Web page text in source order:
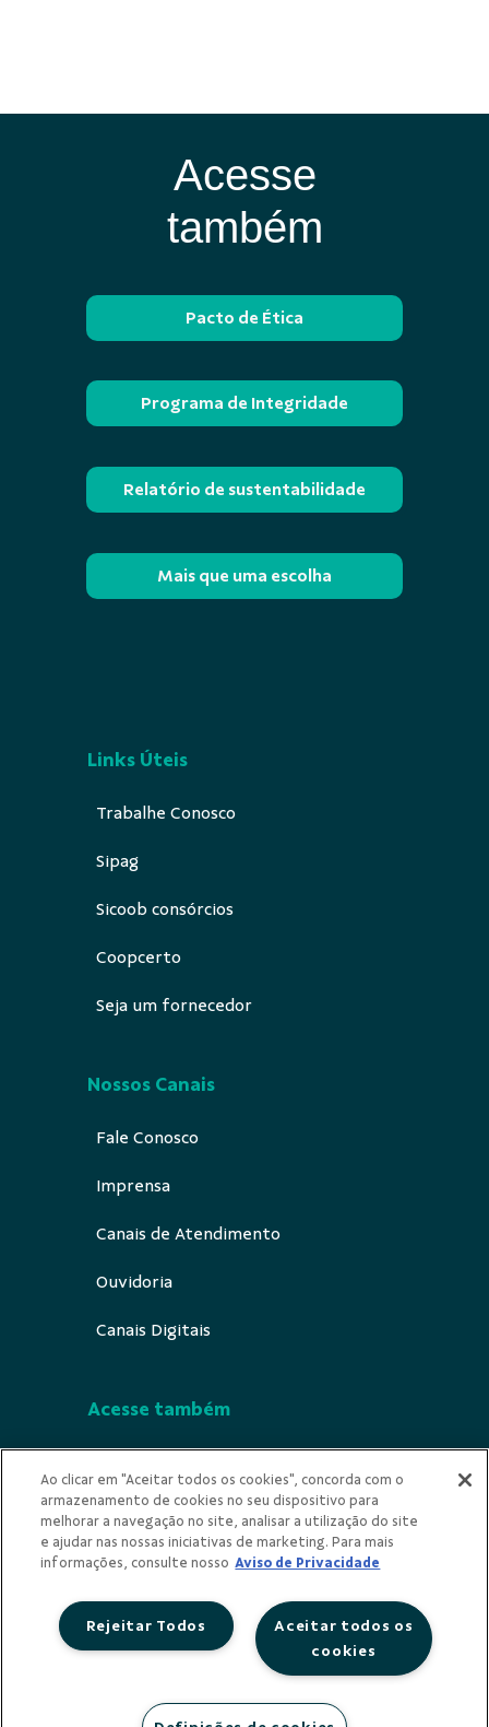
Acesse
também
Pacto de Ética
Programa de Integridade
Relatório de sustentabilidade
Mais que uma escolha
Links Úteis
Trabalhe Conosco
Sipag
Sicoob consórcios
Coopcerto
Seja um fornecedor
Nossos Canais
Fale Conosco
Imprensa
Canais de Atendimento
Ouvidoria
Canais Digitais
Acesse também
Indícios de Ilícitude
Privacidade
Ao clicar em "Aceitar todos os cookies", concorda com o
armazenamento de cookies no seu dispositivo para
melhorar a navegação no site, analisar a utilização do site
e ajudar nas nossas iniciativas de marketing. Para mais
informações, consulte nosso Aviso de Privacidade
Aceitar todos os
cookies
Rejeitar Todos